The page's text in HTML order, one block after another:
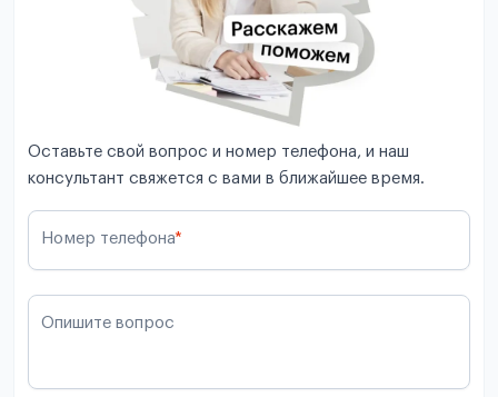
Оставьте свой вопрос и номер телефона, и наш
консультант свяжется с вами в ближайшее время.
Номер телефона*
Опишите вопрос